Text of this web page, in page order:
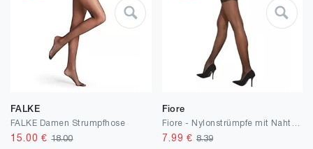
FALKE
FALKE Damen Strumpfhose
15.00 €18.00
Fiore
7.99 € 8.39